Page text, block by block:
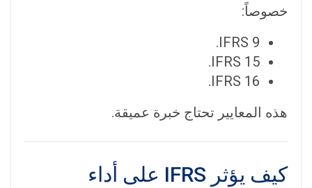
خصوصاً:
IFRS 9.
IFRS 15.
IFRS 16.
هذه المعايير تحتاج خبرة عميقة.
كيف يؤثر IFRS على أداء